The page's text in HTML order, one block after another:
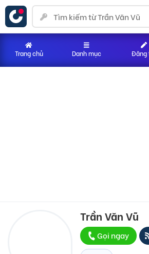
Trần Văn Vũ
Gọi ngay
Trang chủ Danh mục Đăng